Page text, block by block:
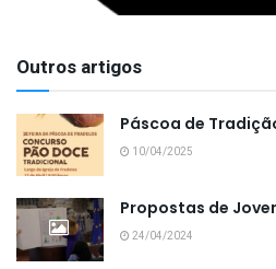
Outros artigos
Páscoa de
10/04/2025
Propostas de
24/04/2024